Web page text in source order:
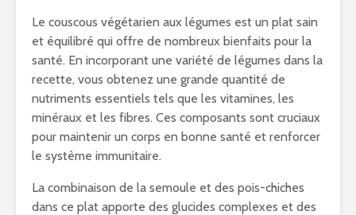
Le couscous végétarien aux légumes est un plat sain
et équilibré qui offre de nombreux bienfaits pour la
santé. En incorporant une variété de légumes dans la
recette, vous obtenez une grande quantité de
nutriments essentiels tels que les vitamines, les
minéraux et les fibres. Ces composants sont cruciaux
pour maintenir un corps en bonne santé et renforcer
le système immunitaire.
La combinaison de la semoule et des pois-chiches
dans ce plat apporte des glucides complexes et des